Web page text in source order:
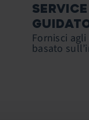
Fornisci
basato